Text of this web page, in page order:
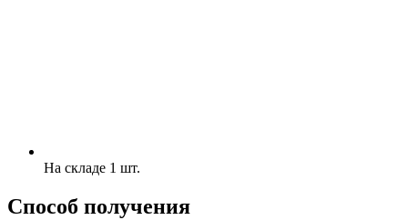
На складе 1 шт.
Способ получения